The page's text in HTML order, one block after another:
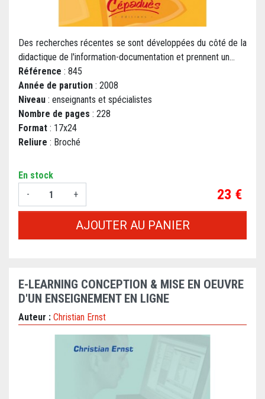
Des recherches récentes se sont développées du côté de la
didactique de l'information-documentation et prennent un...
Référence : 845
Année de parution : 2008
Niveau : enseignants et spécialistes
Nombre de pages : 228
Format : 17x24
Reliure : Broché
En stock
-
+ Prix
23 €
AJOUTER AU PANIER
E-LEARNING CONCEPTION & MISE EN OEUVRE
D'UN ENSEIGNEMENT EN LIGNE
Auteur : Christian Ernst